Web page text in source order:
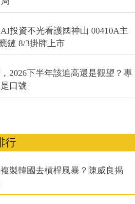
投資不光看護國神山 00410A主
鏈 8/3掛牌上市
2026下半年該追高還是觀望？專
口號
行
製韓國去槓桿風暴？陳威良揭